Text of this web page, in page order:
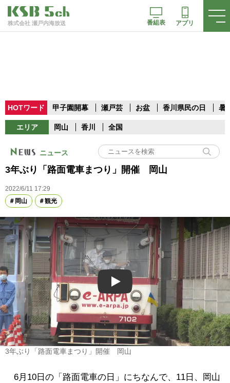
株式会社 瀬戸内海放送 番組表 アプリ
HOTワード 甲子園開幕 瀬戸芸 お盆 香川県民の日 暑
エリア 岡山 香川 全国
ニュース
3年ぶり「路面電車まつり」開催 岡山
2022/6/11 17:29
岡山
観光
Play
3年ぶり「路面電車まつり」開催 岡山
6月 10 日の「路面電車の日」にちなんで、 11 日、岡山